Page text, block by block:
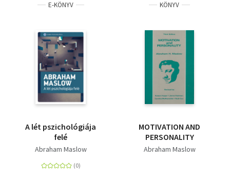
E-KÖNYV
A lét pszichológiája
felé
Abraham Maslow
KÖNYV
MOTIVATION AND
PERSONALITY
Abraham Maslow